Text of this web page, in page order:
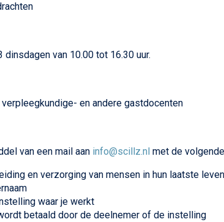
van 10.00 tot 16.30 uur.
verpleegkundige- en andere gastdocenten
van een mail aan info@scillz.nl met de
en verzorging van mensen in hun laatste
waar je werkt
betaald door de deelnemer of de instelling